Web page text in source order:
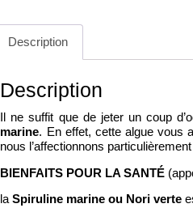
Description
Description
Il ne suffit que de jeter un coup
marine. En effet, cette algue vous
nous l’affectionnons
BIENFAITS POUR LA SANTÉ
laSpiruline marine ou Nori verte